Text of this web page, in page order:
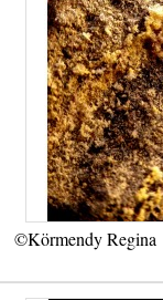
©Körmendy Regina